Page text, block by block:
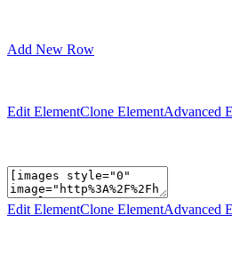
Add New Row
Edit ElementClone ElementAdvanced
Edit ElementClone ElementAdvanced